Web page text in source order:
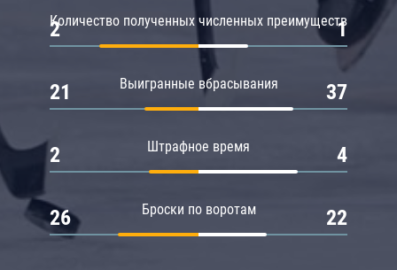
Количество полученных численных преимуществ
2 1
Выигранные вбрасывания
21 37
Штрафное время
2 4
Броски по воротам
26 22